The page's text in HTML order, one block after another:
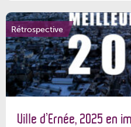
Rétrospective
Ville d’Ernée, 2025 en